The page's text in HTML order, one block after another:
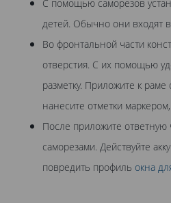
С помощью саморезов
детей. Обычно они входят в
Во фронтальной части
отверстия. С их помощью
разметку. Приложите к раме
нанесите отметки
После приложите ответную
саморезами. Действуйте
повредить профиль окна